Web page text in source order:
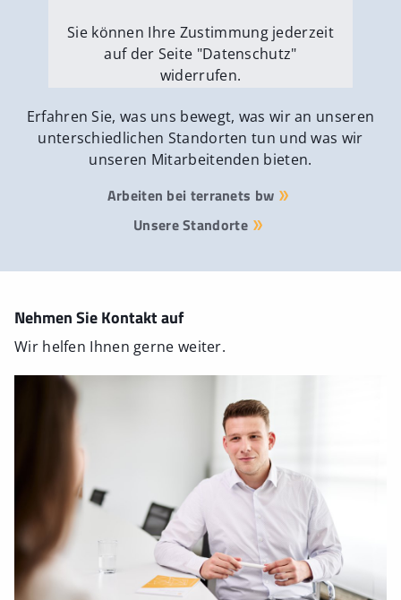
Sie können Ihre Zustimmung jederzeit
auf der Seite "Datenschutz"
widerrufen.
Externe Medien erlauben
Erfahren Sie, was uns bewegt, was wir an unseren
unterschiedlichen Standorten tun und was wir
unseren Mitarbeitenden bieten.
Arbeiten bei terranets bw
Unsere Standorte
Nehmen Sie Kontakt auf
Wir helfen Ihnen gerne weiter.